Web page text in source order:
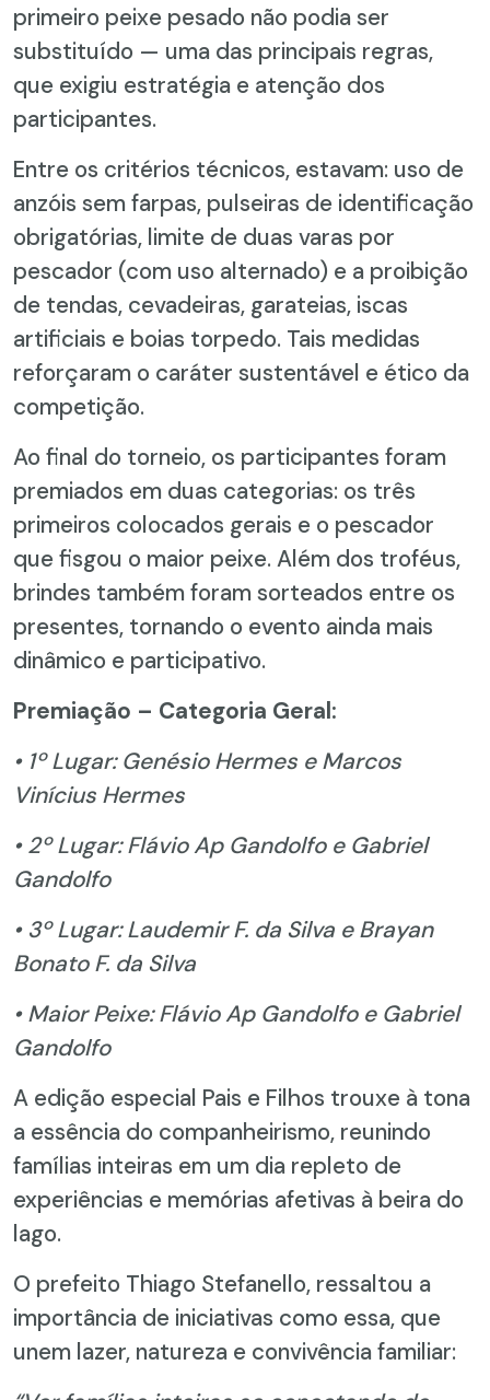
primeiro peixe pesado não podia ser
substituído — uma das principais regras,
que exigiu estratégia e atenção dos
participantes.
Entre os critérios técnicos, estavam: uso de
anzóis sem farpas, pulseiras de identificação
obrigatórias, limite de duas varas por
pescador (com uso alternado) e a proibição
de tendas, cevadeiras, garateias, iscas
artificiais e boias torpedo. Tais medidas
reforçaram o caráter sustentável e ético da
competição.
Ao final do torneio, os participantes foram
premiados em duas categorias: os três
primeiros colocados gerais e o pescador
que fisgou o maior peixe. Além dos troféus,
brindes também foram sorteados entre os
presentes, tornando o evento ainda mais
dinâmico e participativo.
Premiação – Categoria Geral:
• 1º Lugar: Genésio Hermes e Marcos
Vinícius Hermes
• 2º Lugar: Flávio Ap Gandolfo e Gabriel
Gandolfo
• 3º Lugar: Laudemir F. da Silva e Brayan
Bonato F. da Silva
• Maior Peixe: Flávio Ap Gandolfo e Gabriel
Gandolfo
A edição especial Pais e Filhos trouxe à tona
a essência do companheirismo, reunindo
famílias inteiras em um dia repleto de
experiências e memórias afetivas à beira do
lago.
O prefeito Thiago Stefanello, ressaltou a
importância de iniciativas como essa, que
unem lazer, natureza e convivência familiar: